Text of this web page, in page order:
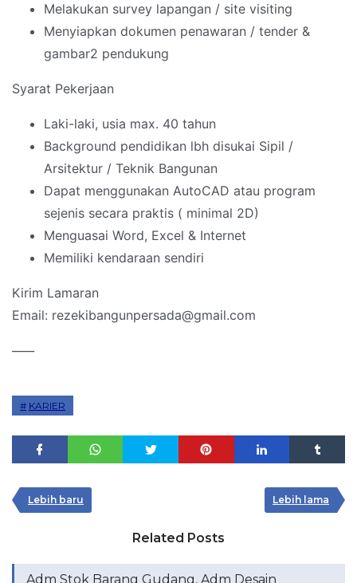
Melakukan survey lapangan / site visiting
Menyiapkan dokumen penawaran / tender &
gambar2 pendukung
Syarat Pekerjaan
Laki-laki, usia max. 40 tahun
Background pendidikan lbh disukai Sipil /
Arsitektur / Teknik Bangunan
Dapat menggunakan AutoCAD atau program
sejenis secara praktis ( minimal 2D)
Menguasai Word, Excel & Internet
Memiliki kendaraan sendiri
Kirim Lamaran
Email: rezekibangunpersada@gmail.com
KARIER
Lebih baru Lebih lama
Related Posts
Adm Stok Barang Gudang, Adm Desain